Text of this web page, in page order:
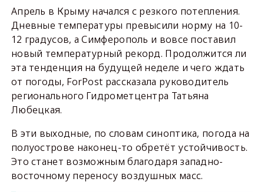
Апрель в Крыму начался с резкого потепления.
Дневные температуры превысили норму на 10-
12 градусов, а Симферополь и вовсе поставил
новый температурный рекорд. Продолжится ли
эта тенденция на будущей неделе и чего ждать
от погоды, ForPost рассказала руководитель
регионального Гидрометцентра Татьяна
Любецкая.
В эти выходные, по словам синоптика, погода на
полуострове наконец-то обретёт устойчивость.
Это станет возможным благодаря западно-
восточному переносу воздушных масс.